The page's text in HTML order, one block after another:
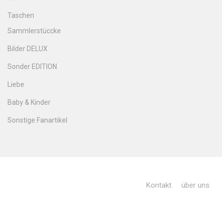
Taschen
Sammlerstüccke
Bilder DELUX
Sonder EDITION
Liebe
Baby & Kinder
Sonstige Fanartikel
Kontakt über uns